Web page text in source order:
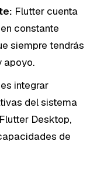
Flutter cuenta
constante
siempre tendrás
apoyo.
integrar
del sistema
Desktop,
de